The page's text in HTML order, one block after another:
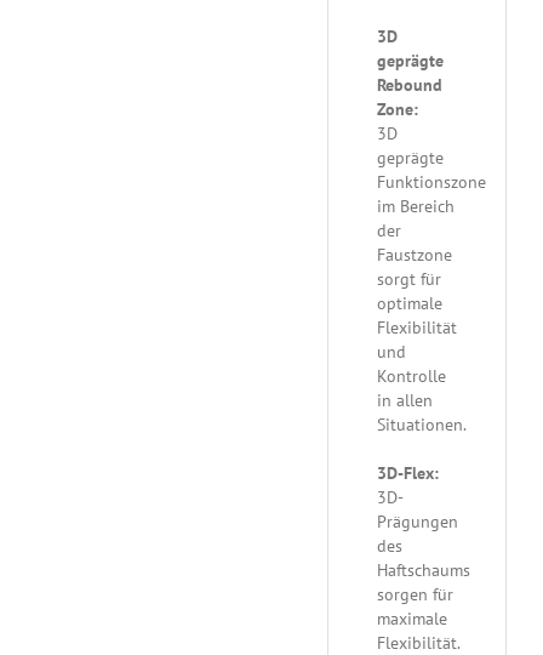
3D
geprägte
Rebound
Zone:
3D
geprägte
Funktionszone
im Bereich
der
Faustzone
sorgt für
optimale
Flexibilität
und
Kontrolle
in allen
Situationen.
3D-Flex:
3D-
Prägungen
des
Haftschaums
sorgen für
maximale
Flexibilität.